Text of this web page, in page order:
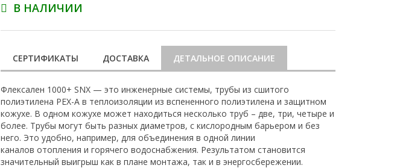
В НАЛИЧИИ
СЕРТИФИКАТЫ ДОСТАВКА ДЕТАЛЬНОЕ ОПИСАНИЕ
Флексален 1000+ SNX — это инженерные системы, трубы из сшитого
полиэтилена PEX-A в теплоизоляции из вспененного полиэтилена и защитном
кожухе. В одном кожухе может находиться несколько труб – две, три, четыре и
более. Трубы могут быть разных диаметров, с кислородным барьером и без
него. Это удобно, например, для объединения в одной линии
каналов отопления и горячего водоснабжения. Результатом становится
значительный выигрыш как в плане монтажа, так и в энергосбережении.